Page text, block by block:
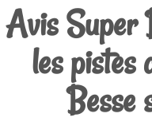
Avis Super
les pistes
Besse